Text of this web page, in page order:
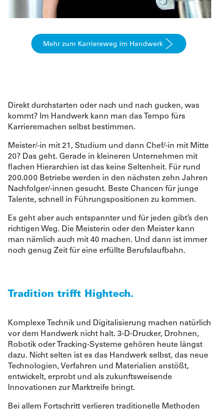
Mehr zum Karriereweg im Handwerk
Direkt durchstarten oder nach und nach gucken, was
kommt? Im Handwerk kann man das Tempo fürs
Karrieremachen selbst bestimmen.
Meister/-in mit 21, Studium und dann Chef/-in mit Mitte
20? Das geht. Gerade in kleineren Unternehmen mit
ﬂachen Hierarchien ist das keine Seltenheit. Für rund
200.000 Betriebe werden in den nächsten zehn Jahren
Nachfolger/-innen gesucht. Beste Chancen für junge
Talente, schnell in Führungspositionen zu kommen.
Es geht aber auch entspannter und für jeden gibt’s den
richtigen Weg. Die Meisterin oder den Meister kann
man nämlich auch mit 40 machen. Und dann ist immer
noch genug Zeit für eine erfüllte Berufslaufbahn.
Tradition trifft Hightech.
Komplexe Technik und Digitalisierung machen natürlich
vor dem Handwerk nicht halt. 3-D-Drucker, Drohnen,
Robotik oder Tracking-Systeme gehören heute längst
dazu. Nicht selten ist es das Handwerk selbst, das neue
Technologien, Verfahren und Materialien anstößt,
entwickelt, erprobt und als zukunftsweisende
Innovationen zur Marktreife bringt.
Bei allem Fortschritt verlieren traditionelle Methoden